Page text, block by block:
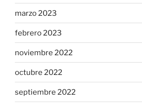
marzo 2023
febrero 2023
noviembre 2022
octubre 2022
septiembre 2022